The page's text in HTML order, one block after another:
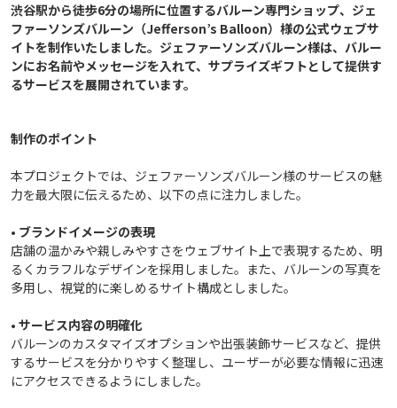
渋谷駅から徒歩6分の場所に位置するバルーン専門ショップ、ジェ
ファーソンズバルーン（Jefferson’s Balloon）様の公式ウェブサ
イトを制作いたしました。ジェファーソンズバルーン様は、バルー
ンにお名前やメッセージを入れて、サプライズギフトとして提供す
制作のポイント
本プロジェクトでは、ジェファーソンズバルーン様のサービスの魅
力を最大限に伝えるため、以下の点に注力しました。
• ブランドイメージの表現
店舗の温かみや親しみやすさをウェブサイト上で表現するため、明
るくカラフルなデザインを採用しました。また、バルーンの写真を
多用し、視覚的に楽しめるサイト構成としました。
• サービス内容の明確化
バルーンのカスタマイズオプションや出張装飾サービスなど、提供
するサービスを分かりやすく整理し、ユーザーが必要な情報に迅速
にアクセスできるようにしました。